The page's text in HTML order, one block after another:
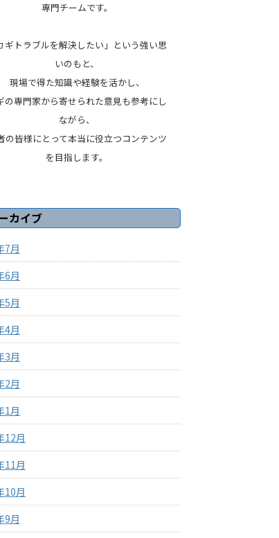
専門チームです。
ギトラブルを解決したい」という強い思
いのもと、
現場で得た知識や経験を活かし、
の専門家から寄せられた意見も参考にし
ながら、
の皆様にとって本当に役立つコンテンツ
を目指します。
カイブ
7月
6月
5月
4月
3月
2月
1月
12月
11月
10月
9月